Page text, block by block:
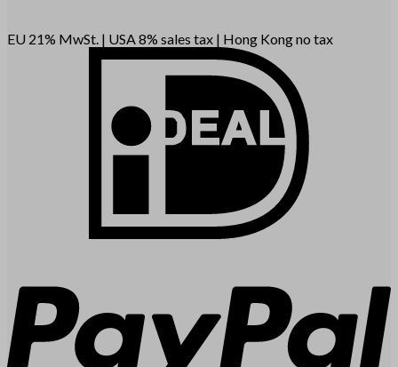
EU 21% MwSt. | USA 8% sales tax | Hong Kong no tax